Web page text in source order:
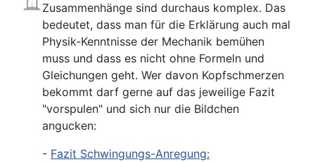
Zusammenhänge sind durchaus komplex. Das
bedeutet, dass man für die Erklärung auch mal
Physik-Kenntnisse der Mechanik bemühen
muss und dass es nicht ohne Formeln und
Gleichungen geht. Wer davon Kopfschmerzen
bekommt darf gerne auf das jeweilige Fazit
"vorspulen" und sich nur die Bildchen
angucken:
- Fazit Schwingungs-Anregung: